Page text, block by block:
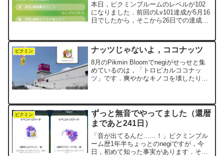
本日，ピクミンブルームのレベルが102
になりました．前回のLv101達成が5月16
日でしたから，そこから26日での達成で
た．たくさん歩いたのはもちろんです
が，今回は「花植...
ピクミン ナッツじゃないよ，ココナッツ
8月のPikmin Bloomでnegiがせっせと集
めているのは，「トロピカルココナッ
ツ」です．爽やかなキノコを壊したり，
は，運よく巨大キノコに何個も出会うこ
とができまし...
ピクミン
ずっと無音でやってました（還暦
まであと241日）
「音が出てるんだ……！」ピクミンブル
ーム歴1年半ちょっとのnegiですが，今
日，初めて知った事実があります．そ